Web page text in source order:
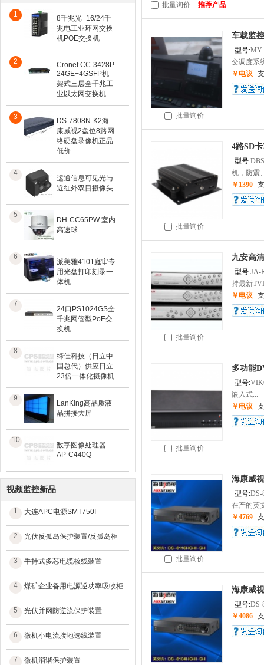
1
8千兆光+16/24千
兆电工业环网交换
机POE交换机
2
Cronet CC-3428P
24GE+4GSFP机
架式三层全千兆工
业以太网交换机
3
DS-7808N-K2海
康威视2盘位8路网
络硬盘录像机正品
低价
4
运通信息可见光与
近红外双目摄像头
5
DH-CC65PW 室内
高速球
6
派美雅4101庭审专
用光盘打印刻录一
体机
7
24口PS1024GS全
千兆网管型PoE交
换机
8
缔佳科技（日立中
国总代）供应日立
23倍一体化摄像机
9
LanKing高品质液
晶拼接大屏
10
数字图像处理器
AP-C440Q
视频监控新品
1 大连APC电源SMT750I
2 光伏反孤岛保护装置/反孤岛柜
3 手持式多芯电缆核线装置
4 煤矿企业备用电源逆功率吸收柜
5 光伏并网防逆流保护装置
6 微机小电流接地选线装置
7 微机消谐保护装置
批量询价 推荐产品
批量询价
车载监
型号:MY
交调度系
￥电议
批量询价
4路SD
型号:
机，防震
￥1390
批量询价
九安高
型号:JA-
持最新
￥电议
批量询价
多功能
型号:
嵌入式...
￥电议
批量询价
海康威
型号:DS-
在产的英
￥4769
海康威
型号:DS-
￥4086